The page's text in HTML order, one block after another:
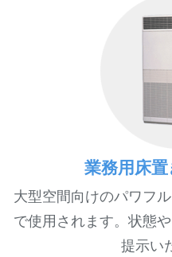
業務用床
大型空間向けのパワフ
で使用されます。状態
提示い